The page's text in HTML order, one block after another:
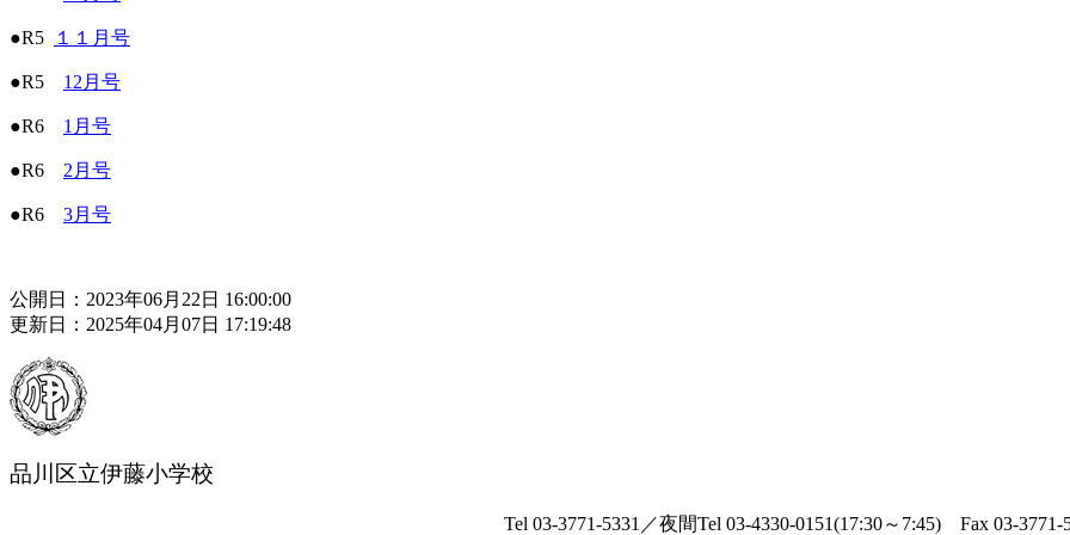
●R5 １１月号
●R5 12月号
●R6 1月号
●R6 2月号
●R6 3月号
公開日：2023年06月22日 16:00:00
更新日：2025年04月07日 17:19:48
品川区立伊藤小学校
Tel 03-3771-5331／夜間Tel 03-4330-0151(17:30～7:45) Fax 03-3771-